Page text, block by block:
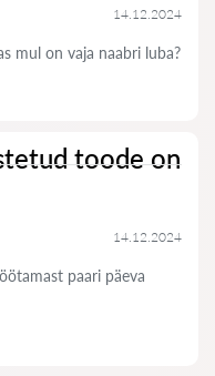
14.12.2024
mul on vaja naabri luba?
toode on
14.12.2024
paari päeva